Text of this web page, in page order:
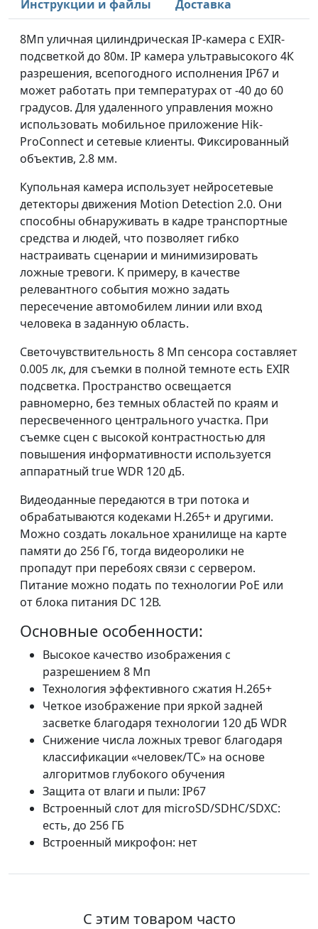
Инструкции и файлы
Доставка
8Мп уличная цилиндрическая IP-камера с EXIR-
подсветкой до 80м. IP камера ультравысокого 4К
разрешения, всепогодного исполнения IP67 и
может работать при температурах от -40 до 60
градусов. Для удаленного управления можно
использовать мобильное приложение Hik-
ProConnect и сетевые клиенты. Фиксированный
объектив, 2.8 мм.
Купольная камера использует нейросетевые
детекторы движения Motion Detection 2.0. Они
способны обнаруживать в кадре транспортные
средства и людей, что позволяет гибко
настраивать сценарии и минимизировать
ложные тревоги. К примеру, в качестве
релевантного события можно задать
пересечение автомобилем линии или вход
человека в заданную область.
Светочувствительность 8 Мп сенсора составляет
0.005 лк, для съемки в полной темноте есть EXIR
подсветка. Пространство освещается
равномерно, без темных областей по краям и
пересвеченного центрального участка. При
съемке сцен с высокой контрастностью для
повышения информативности используется
аппаратный true WDR 120 дБ.
Видеоданные передаются в три потока и
обрабатываются кодеками H.265+ и другими.
Можно создать локальное хранилище на карте
памяти до 256 Гб, тогда видеоролики не
пропадут при перебоях связи с сервером.
Питание можно подать по технологии PoE или
от блока питания DC 12В.
Основные особенности:
Высокое качество изображения с
разрешением 8 Мп
Технология эффективного сжатия H.265+
Четкое изображение при яркой задней
засветке благодаря технологии 120 дБ WDR
Снижение числа ложных тревог благодаря
классификации «человек/ТС» на основе
алгоритмов глубокого обучения
Защита от влаги и пыли: IP67
Встроенный слот для microSD/SDHC/SDXC:
есть, до 256 ГБ
Встроенный микрофон: нет
С этим товаром часто